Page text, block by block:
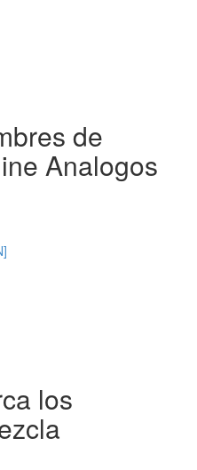
de
Analogos
los